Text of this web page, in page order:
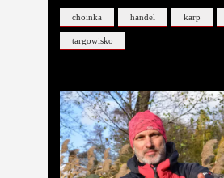
choinka handel karp
targowisko